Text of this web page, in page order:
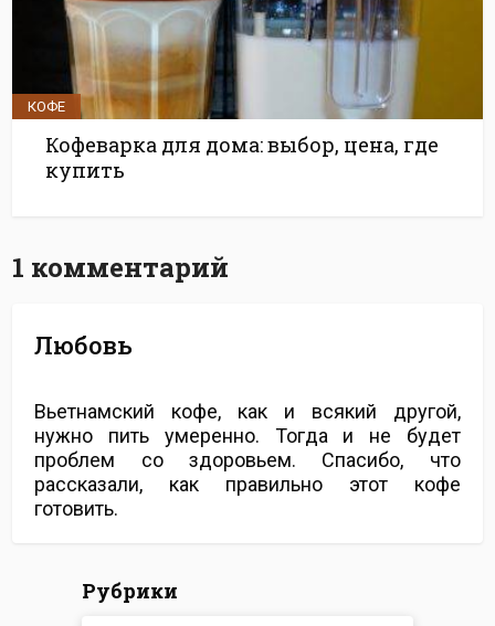
КОФЕ
Кофеварка для дома: выбор, цена, где
купить
1 комментарий
Любовь
Вьетнамский кофе, как и всякий другой,
нужно пить умеренно. Тогда и не будет
проблем со здоровьем. Спасибо, что
рассказали, как правильно этот кофе
готовить.
Рубрики